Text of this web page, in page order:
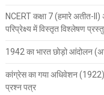
NCERT कक्षा 7 (हमारे अतीत-
परिप्रेक्ष्य में विस्तृत विश्लेषण
1942 का भारत छोड़ो आंदोलन
कांग्रेस का गया अधिवेशन
प्रश्न पत्र